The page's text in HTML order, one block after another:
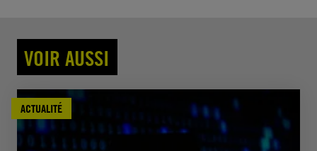
VOIR AUSSI
ACTUALITÉ